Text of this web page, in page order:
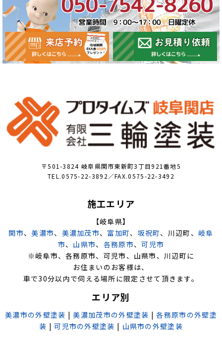
〒501-3824 岐阜県関市東新町3丁目921番地5
TEL.0575-22-3892／FAX.0575-22-3492
施工エリア
【岐阜県】
関市、美濃市、 美濃加茂市、 富加町、 坂祝町、川辺町、 岐阜
市、 山県市、 各務原市、可児市
※岐阜市、各務原市、可児市、山県市、川辺町に
お住まいのお客様は、
車で30分以内で伺える場所に限定させて頂きます。
エリア別
美濃市の外壁塗装 |美濃加茂市の外壁塗装 |各務原市の外壁塗
装 |可児市の外壁塗装 | 山県市の外壁塗装